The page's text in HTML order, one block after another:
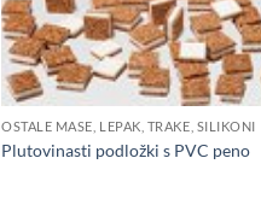
OSTALE MASE, LEPAK, TRAKE, SILIKONI
Plutovinasti podložki s PVC peno